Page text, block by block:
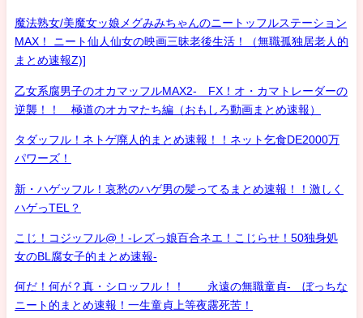
魔法熟女/美魔女ッ娘メグみみちゃんのニートッフルステーション
MAX！ ニート仙人仙女の映画三昧老後生活！（無職孤独居老人的
まとめ速報Z)]
乙女系腐男子のオカマッフルMAX2- FX！オ・カマトレーダーの
逆襲！！ 極道のオカマたち編（おもしろ動画まとめ速報）
タダッフル！ネトゲ廃人的まとめ速報！！ネット乞食DE2000万
パワーズ！
新・ハゲッフル！哀愁のハゲ男の髪ってるまとめ速報！！激しく
ハゲっTEL？
こじ！コジッフル@！-レズっ娘百合ネエ！こじらせ！50独身処
女のBL腐女子的まとめ速報-
何だ！何が？真・シロッフル！！ 永遠の無職童貞- ぼっちな
ニート的まとめ速報！一生童貞上等夜露死苦！